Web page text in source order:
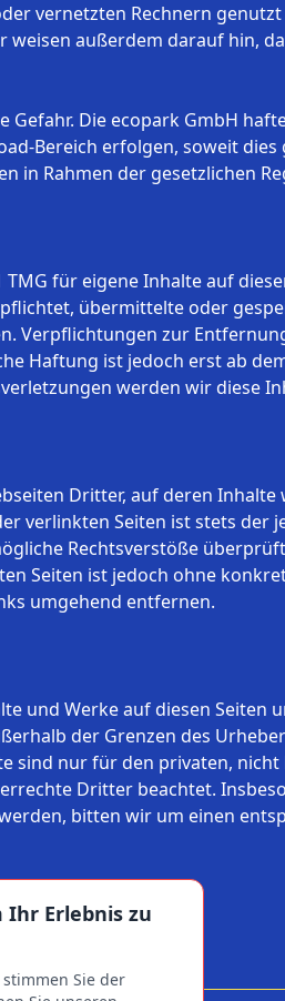
vernetzten Rechnern
weisen außerdem darauf hin,
Die ecopark GmbH
Bereich erfolgen, soweit
in Rahmen der gesetzlichen
für eigene Inhalte auf
übermittelte oder
Verpflichtungen zur
Haftung ist jedoch erst ab
werden wir diese
Dritter, auf deren
verlinkten Seiten ist stets
Rechtsverstöße
Seiten ist jedoch ohne
umgehend entfernen.
und Werke auf diesen
der Grenzen des
sind nur für den privaten,
Dritter beachtet.
bitten wir um einen
Ihr Erlebnis zu
Sie der